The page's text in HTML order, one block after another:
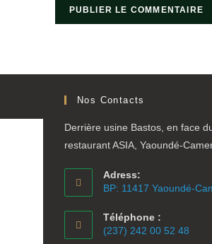
(facultatif)
Nos Contacts
Derrière usine Bastos, en face
restaurant ASIA, Yaoundé-
Adress:
BP: 11417 Yaoundé-
Téléphone :
(237) 242 00 52 48